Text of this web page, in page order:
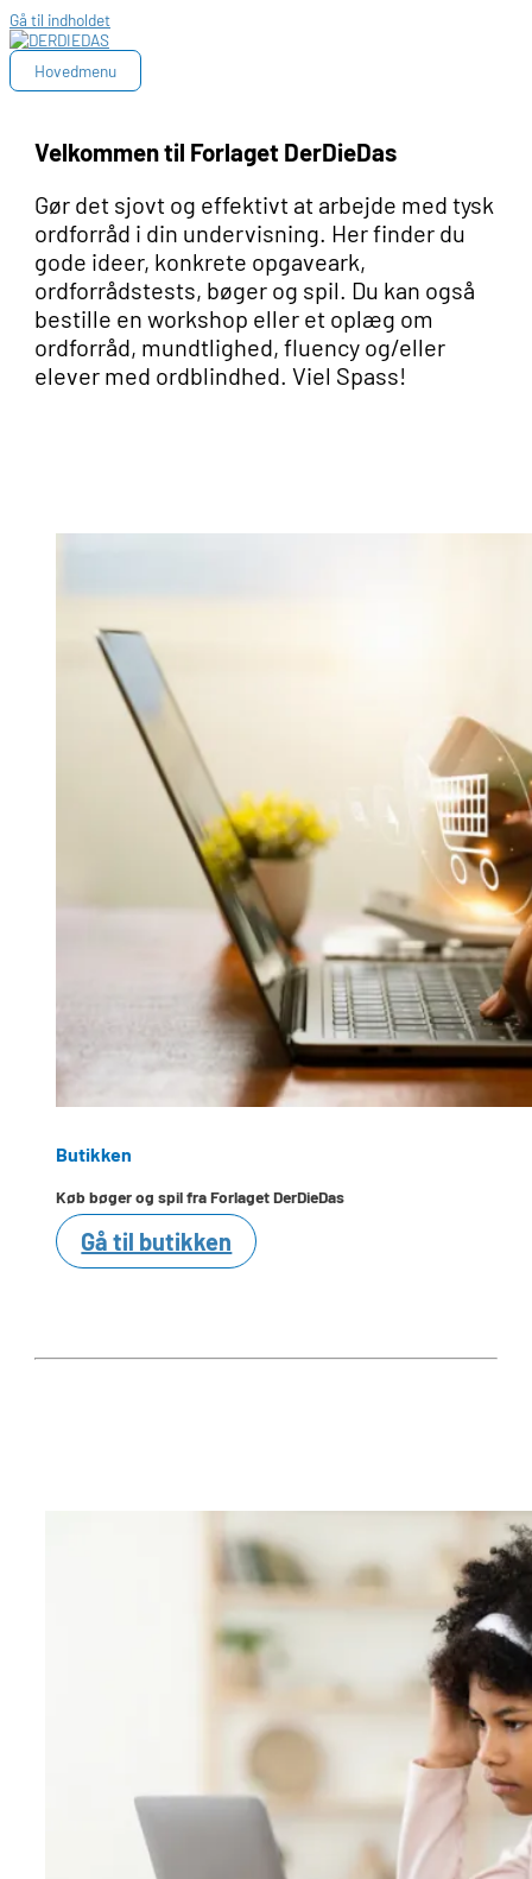
Gå til indholdet
Hovedmenu
Velkommen til Forlaget DerDieDas
Gør det sjovt og effektivt at arbejde med tysk
ordforråd i din undervisning. Her finder du
gode ideer, konkrete opgaveark,
ordforrådstests, bøger og spil. Du kan også
bestille en workshop eller et oplæg om
ordforråd, mundtlighed, fluency og/eller
elever med ordblindhed. Viel Spass!
Butikken
Køb bøger og spil fra Forlaget DerDieDas
Gå til butikken